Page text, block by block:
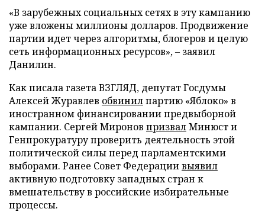
«В зарубежных социальных сетях в эту кампанию
уже вложены миллионы долларов. Продвижение
партии идет через алгоритмы, блогеров и целую
сеть информационных ресурсов», – заявил
Данилин.
Как писала газета ВЗГЛЯД, депутат Госдумы
Алексей Журавлев обвинилпартию «Яблоко» в
иностранном финансировании предвыборной
кампании. Сергей Миронов призвалМинюст и
Генпрокуратуру проверить деятельность этой
политической силы перед парламентскими
выборами. Ранее Совет Федерациивыявил
активную подготовку западных стран к
вмешательству в российские избирательные
процессы.